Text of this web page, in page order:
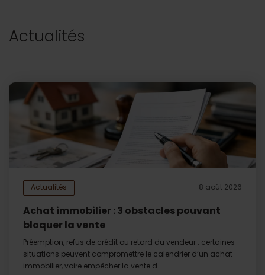
Actualités
Actualités 8 août 2026
Achat immobilier : 3 obstacles pouvant
bloquer la vente
Préemption, refus de crédit ou retard du vendeur : certaines
situations peuvent compromettre le calendrier d’un achat
immobilier, voire empêcher la vente d...